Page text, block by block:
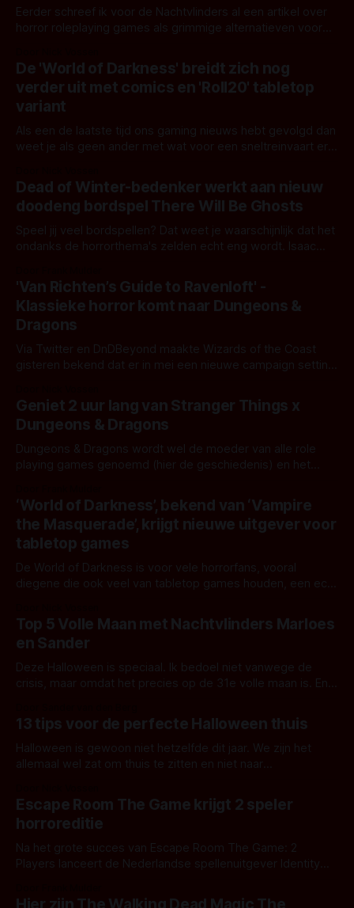
Eerder schreef ik voor de Nachtvlinders al een artikel over
horror roleplaying games als grimmige alternatieven voor
ik terug naar deze grootvader van RPGs en belicht ik een
aantal monsters die op meerdere vlakken doodeng zijn.
Ideaal voor een hele horror
De 'World of Darkness' breidt zich nog
verder uit met comics en 'Roll20' tabletop
variant
Als een de laatste tijd ons gaming nieuws hebt gevolgd dan
weet je als geen ander met wat voor een sneltreinvaart er
World of Darkness. Ditmaal hebben we geen nieuwe games
voor je, niet direct althans, maar wel cool nieuws over
andere projecten
Dead of Winter-bedenker werkt aan nieuw
doodeng bordspel There Will Be Ghosts
Speel jij veel bordspellen? Dat weet je waarschijnlijk dat het
ondanks de horrorthema's zelden echt eng wordt. Isaac
volgende horrorgame "actually scary" wordt. Isaac Vega
heeft samen met Lindsey Rode begin dit jaar een nieuwe
speluitgever opgericht:
'Van Richten’s Guide to Ravenloft' -
Klassieke horror komt naar Dungeons &
Dragons
Via Twitter en DnDBeyond maakte Wizards of the Coast
gisteren bekend dat er in mei een nieuwe campaign setting
Guide to Ravenloft is een sourceboek voor de setting van
het eerder verschenen Curse of Strahd. Het boek belooft
het creepy
Geniet 2 uur lang van Stranger Things x
Dungeons & Dragons
Dungeons & Dragons wordt wel de moeder van alle role
playing games genoemd (hier de geschiedenis) en het
populariteit enorm toe, mogelijk mede dankzij Stranger
Things. En die serie heeft op dit moment last van COVID-19
en vertraging bij de
‘World of Darkness’, bekend van ‘Vampire
the Masquerade’, krijgt nieuwe uitgever voor
tabletop games
De World of Darkness is voor vele horrorfans, vooral
diegene die ook veel van tabletop games houden, een echt
bekend vanwege het zeer populaire Vampire the
Masquerade en Werewolf: the Apocalypse, maar er zijn
verder een zeer groot aantal settings en verhalen die
Top 5 Volle Maan met Nachtvlinders Marloes
en Sander
Deze Halloween is speciaal. Ik bedoel niet vanwege de
crisis, maar omdat het precies op de 31e volle maan is. En
dat de maan echt blauw kleurt, maar het betekent dat er
twee volle manen in een maand zijn
13 tips voor de perfecte Halloween thuis
Halloween is gewoon niet hetzelfde dit jaar. We zijn het
allemaal wel zat om thuis te zitten en niet naar
en wij dachten jullie daarmee een beetje te helpen.
Alhoewel de Halloween-feesten dit jaar niet doorgaan
hebben we een 13-tal
Escape Room The Game krijgt 2 speler
horroreditie
Na het grote succes van Escape Room The Game: 2
Players lanceert de Nederlandse spellenuitgever Identity
twee spelers: Horror. Met deze gloednieuwe editie beleef